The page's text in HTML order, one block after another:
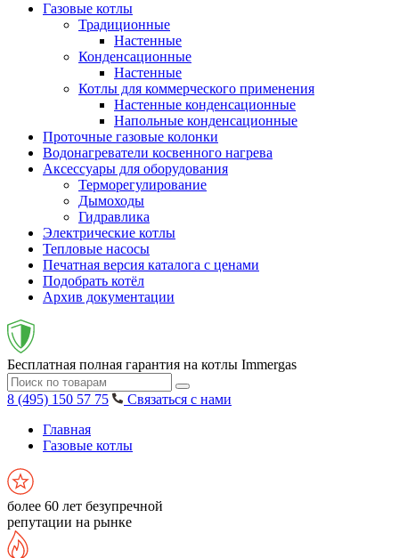
Газовые котлы
Традиционные
Настенные
Конденсационные
Настенные
Котлы для коммерческого применения
Настенные конденсационные
Напольные конденсационные
Проточные газовые колонки
Водонагреватели косвенного нагрева
Аксессуары для оборудования
Терморегулирование
Дымоходы
Гидравлика
Электрические котлы
Тепловые насосы
Печатная версия каталога с ценами
Подобрать котёл
Архив документации
Бесплатная полная гарантия на котлы Immergas
8 (495) 150 57 75
Связаться с нами
Главная
Газовые котлы
более 60 лет безупречной
репутации на рынке